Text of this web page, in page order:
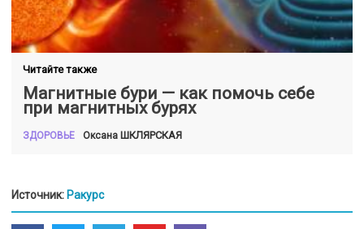
Читайте также
Магнитные бури — как помочь себе
при магнитных бурях
ЗДОРОВЬЕ Оксана ШКЛЯРСКАЯ
Источник: Ракурс